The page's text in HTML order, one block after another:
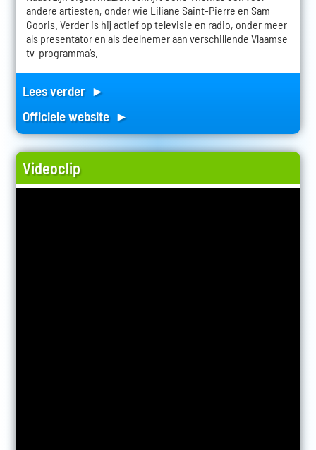
andere artiesten, onder wie Liliane Saint-Pierre en Sam
Gooris. Verder is hij actief op televisie en radio, onder meer
als presentator en als deelnemer aan verschillende Vlaamse
tv-programma’s.
Lees verder ►
Officiele website ►
Videoclip